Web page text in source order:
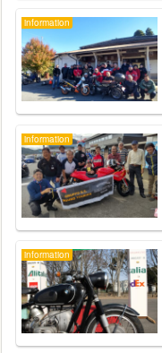
information
information
information